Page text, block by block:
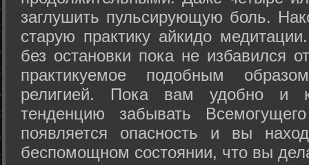
заглушить пульсирующую боль.
старую практику айкидо
без остановки пока не избавился
практикуемое подобным
религией. Пока вам удобно и
тенденцию забывать
появляется опасность и вы
беспомощном состоянии, что вы